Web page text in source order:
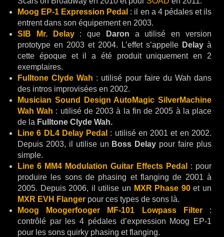
Moog EP-1 Expression Pedal : il en a 4 pédales et ils
entrent dans son équipement en 2003.
SIB Mr. Delay
: que Daron a utilisé en version
prototype en 2003 et 2004. L’effet s’appelle Delay à
cette époque et il a été produit uniquement en 2
exemplaires.
Fulltone Clyde Wah : utilisé pour faire du Wah dans
des intros improvisées en 2002.
Musician Sound Design AutoMagic SilverMachine
Wah Wah : utilisé de 2003 à la fin de 2005 à la place
de la Fulltone Clyde Wah.
Line 6 DL4 Delay Pedal : utilisé en 2001 et en 2002.
Depuis 2003, il utilise un Boss Delay pour faire plus
simple.
Line 6 MM4 Modulation Guitar Effects Pedal
: pour
produire les sons de phasing et flanging de 2001 à
2005. Depuis 2006, il utilise un MXR Phase 90et un
MXR EVH Flanger pour ces types de sons là.
Moog Moogerfooger MF-101 Lowpass Filter
:
contrôlé par les 4 pédales d’expression Moog EP-1
pour les sons quirky phasing et flanging.